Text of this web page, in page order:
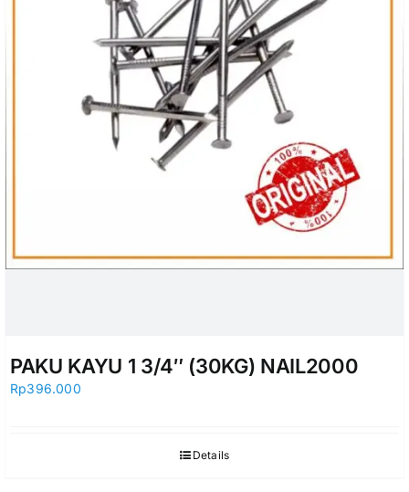
PAKU KAYU 1 3/4″ (30KG) NAIL2000
Rp396.000
Details